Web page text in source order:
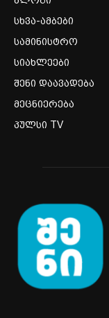
სხვა-ამბები
სამინისტრო
სიახლეები
შენი დაავადება
მეცნიერება
პულსი TV